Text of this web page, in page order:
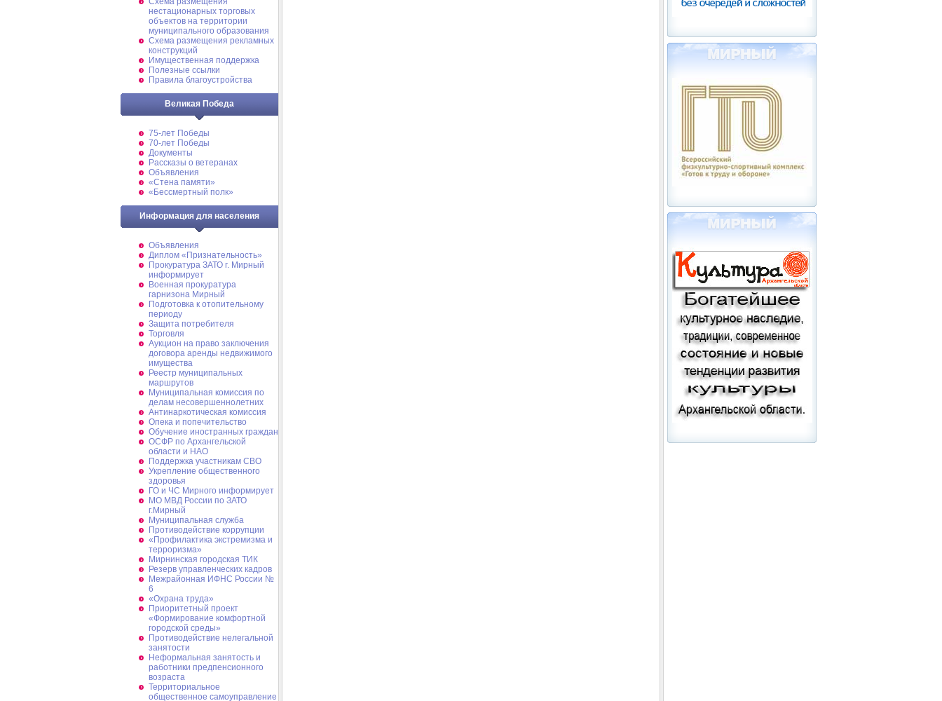
нестационарных торговых
объектов на территории
муниципального образования
Схема размещения рекламных
конструкций
Имущественная поддержка
Полезные ссылки
Правила благоустройства
Великая Победа
75-лет Победы
70-лет Победы
Документы
Рассказы о ветеранах
Объявления
«Стена памяти»
«Бессмертный полк»
Информация для населения
Объявления
Диплом «Признательность»
Прокуратура ЗАТО г. Мирный
информирует
Военная прокуратура
гарнизона Мирный
Подготовка к отопительному
периоду
Защита потребителя
Торговля
Аукцион на право заключения
договора аренды недвижимого
имущества
Реестр муниципальных
маршрутов
Муниципальная комиссия по
делам несовершеннолетних
Антинаркотическая комиссия
Опека и попечительство
Обучение иностранных граждан
ОСФР по Архангельской
области и НАО
Поддержка участникам СВО
Укрепление общественного
здоровья
ГО и ЧС Мирного информирует
МО МВД России по ЗАТО
г.Мирный
Муниципальная cлужба
Противодействие коррупции
«Профилактика экстремизма и
терроризма»
Мирнинская городская ТИК
Резерв управленческих кадров
Межрайонная ИФНС России №
6
«Охрана труда»
Приоритетный проект
«Формирование комфортной
городской среды»
Противодействие нелегальной
занятости
Неформальная занятость и
работники предпенсионного
возраста
Территориальное
общественное самоуправление